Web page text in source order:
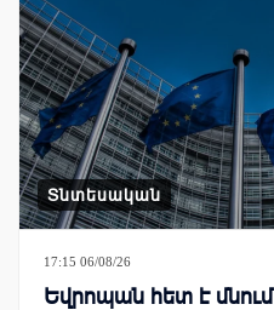
Տնտեսական
17:15 06/08/26
Եվրոպան հետ է